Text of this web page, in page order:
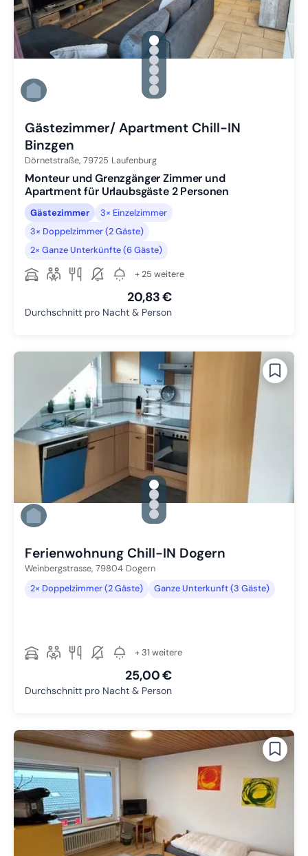
gallery.slide_selector
Zu Slide 1 wechseln
Zu Slide 2 wechseln
Zu Slide 3 wechseln
Zu Slide 4 wechseln
Zu Slide 5 wechseln
Zu Slide 6 wechseln
Gästezimmer/ Apartment Chill-IN
Binzgen
Dörnetstraße, 79725 Laufenburg
Monteur und Grenzgänger Zimmer und
Apartment für Urlaubsgäste 2 Personen
Gästezimmer
3× Einzelzimmer
3× Doppelzimmer (2 Gäste)
2× Ganze Unterkünfte (6 Gäste)
+ 25 weitere
20,83 €
Durchschnitt pro Nacht & Person
gallery.slide_selector
Zu Slide 1 wechseln
Zu Slide 2 wechseln
Zu Slide 3 wechseln
Zu Slide 4 wechseln
Ferienwohnung Chill-IN Dogern
Weinbergstrasse, 79804 Dogern
2× Doppelzimmer (2 Gäste)
Ganze Unterkunft (3 Gäste)
+ 31 weitere
25,00 €
Durchschnitt pro Nacht & Person